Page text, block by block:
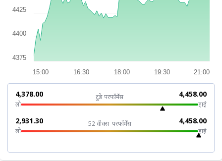
वीडियो
म्यूचुअल
फंड
15:00 16:30 18:00 19:30 21:00
4375
4400
4425
लो
₹4,378.00
टुडे परफॉर्मेंस
हाई
₹4,458.00
लो
₹2,931.30
52 वीक्स परफॉर्मेंस
हाई
₹4,458.00